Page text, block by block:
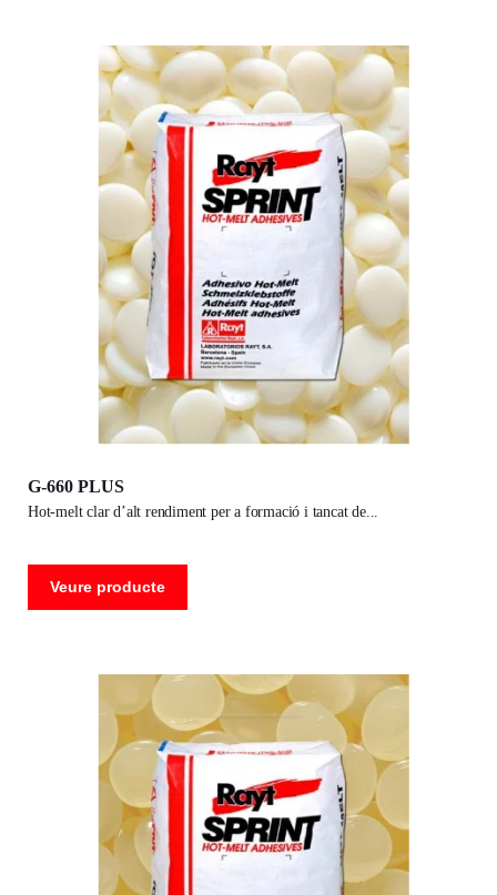
G-660 PLUS
hot-melt clar d’alt rendiment per a formació i tancat de
Veure producte